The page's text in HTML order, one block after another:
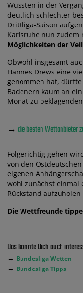
Wussten in der
deutlich schlechter
Drittliga-Saison
Karlsruhe nun zudem
Möglichkeiten der
Obwohl insgesamt
Hannes Drews eine
genommen hat,
Badenern kaum an
Monat zu
→ die besten Wettanbieter
Folgerichtig gehen
von den
eigenen
wohl zunächst einmal
Rückstand aufzuholen
Die Wettfreunde
Das könnte Dich auch
→ Bundesliga Wetten
→ Bundesliga Tipps